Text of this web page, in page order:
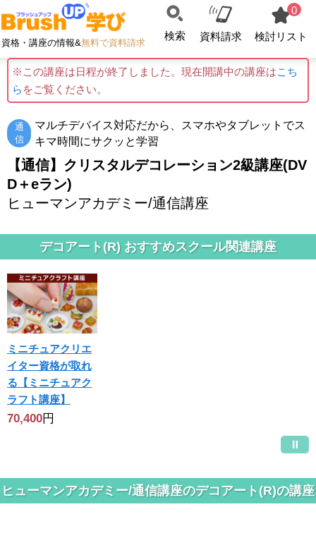
資格・講座の情報&無料で資料請求
検索 資料請求
0
検討リスト
※この講座は日程が終了しました。現在開講中の講座はこち
ら をご覧ください。
通
信
マルチデバイス対応だから、スマホやタブレットでス
キマ時間にサクッと学習
【通信】クリスタルデコレーション2級講座(DV
D＋eラン)
ヒューマンアカデミー/通信講座
デコアート(R) おすすめスクール関連講座
ミニチュアクリエ
イター資格が取れ
る【ミニチュアク
ラフト講座】
70,400円
ヒューマンアカデミー/通信講座のデコアート(R)の講座